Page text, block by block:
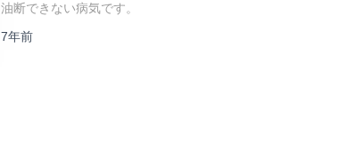
油断できない病気です。
7年前